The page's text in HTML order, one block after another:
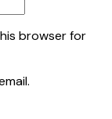
browser for